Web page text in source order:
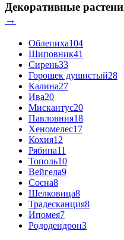
Декоративные
→
Облепиха104
Шиповник41
Сирень33
Горошек душистый28
Калина27
Ива20
Мискантус20
Павловния18
Хеномелес17
Кохия12
Рябина11
Тополь10
Вейгела9
Сосна8
Шелковица8
Традесканция8
Ипомея7
Рододендрон3